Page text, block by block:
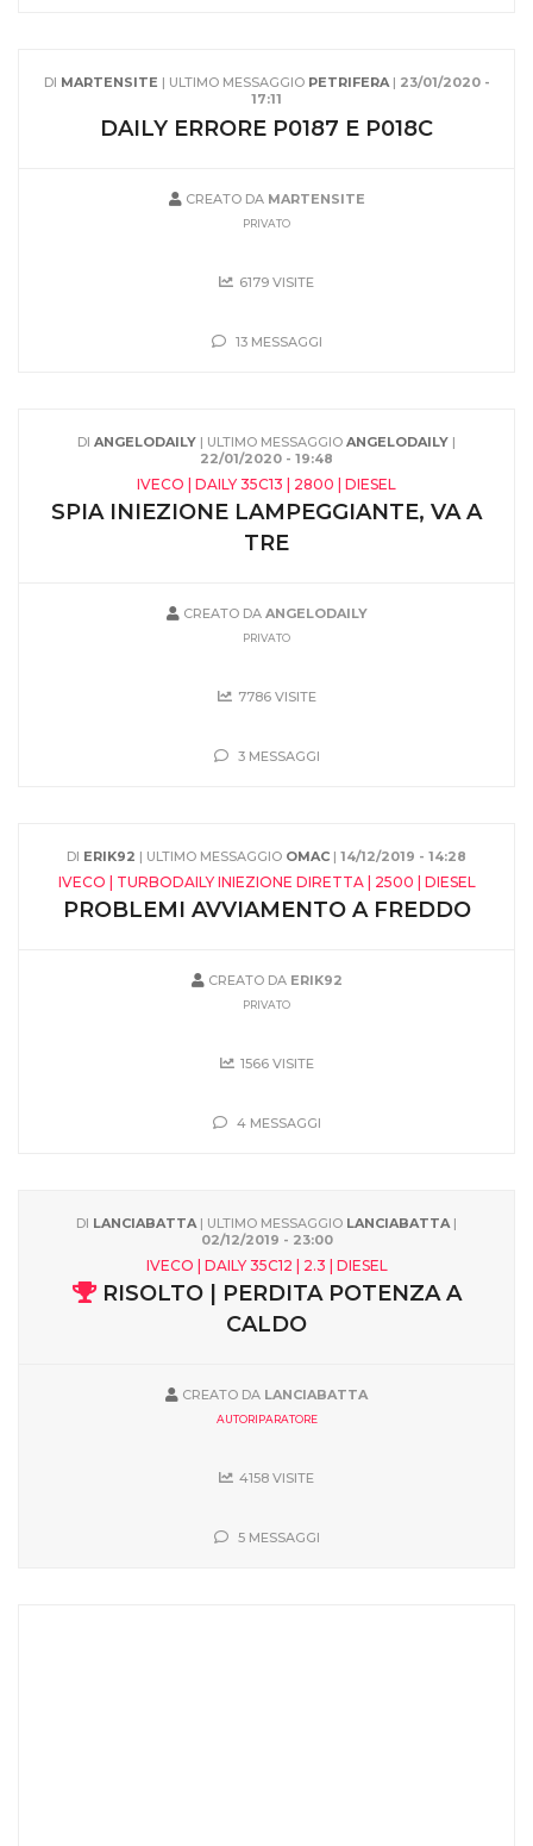
DI MARTENSITE | ULTIMO MESSAGGIO PETRIFERA | 23/01/2020 -
17:11
DAILY ERRORE P0187 E P018C
CREATO DA MARTENSITE
PRIVATO
6179 VISITE
13 MESSAGGI
DI ANGELODAILY | ULTIMO MESSAGGIO ANGELODAILY |
22/01/2020 - 19:48
IVECO | DAILY 35C13 | 2800 | DIESEL
SPIA INIEZIONE LAMPEGGIANTE, VA A
TRE
CREATO DA ANGELODAILY
PRIVATO
7786 VISITE
3 MESSAGGI
DI ERIK92 | ULTIMO MESSAGGIO OMAC | 14/12/2019 - 14:28
IVECO | TURBODAILY INIEZIONE DIRETTA | 2500 | DIESEL
PROBLEMI AVVIAMENTO A FREDDO
CREATO DA ERIK92
PRIVATO
1566 VISITE
4 MESSAGGI
DI LANCIABATTA| ULTIMO MESSAGGIO LANCIABATTA |
02/12/2019 - 23:00
IVECO | DAILY 35C12 | 2.3 | DIESEL
RISOLTO | PERDITA POTENZA A
CALDO
CREATO DA LANCIABATTA
AUTORIPARATORE
4158 VISITE
5 MESSAGGI